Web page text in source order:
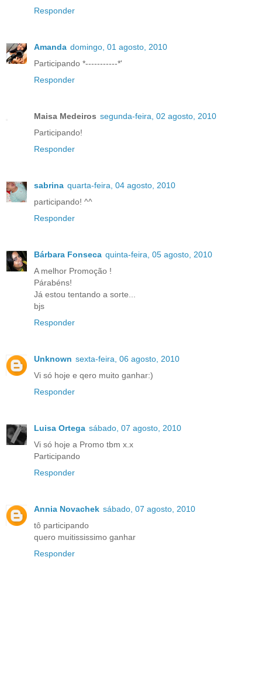
Responder
Amanda domingo, 01 agosto, 2010
Participando *-----------*'
Responder
Maisa Medeiros segunda-feira, 02 agosto, 2010
Participando!
Responder
sabrina quarta-feira, 04 agosto, 2010
participando! ^^
Responder
Bárbara Fonseca quinta-feira, 05 agosto, 2010
A melhor Promoção !
Párabéns!
Já estou tentando a sorte...
bjs
Responder
Unknown sexta-feira, 06 agosto, 2010
Vi só hoje e qero muito ganhar:)
Responder
Luisa Ortega sábado, 07 agosto, 2010
Vi só hoje a Promo tbm x.x
Participando
Responder
Annia Novachek sábado, 07 agosto, 2010
tô participando
quero muitississimo ganhar
Responder